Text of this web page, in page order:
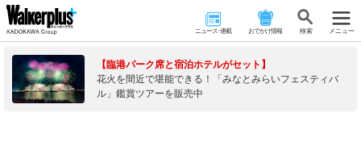
ニュース･連載 おでかけ情報 検 索 メニュー
【臨港パーク席と宿泊ホテルがセット】
花火を間近で堪能できる！「みなとみらいフェスティバ
ル」鑑賞ツアーを販売中